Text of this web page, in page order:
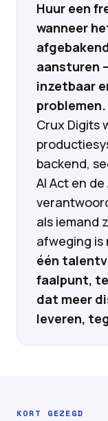
Huur een
wanneer
aansturen
inzetbaar
problemen.
Crux Digits
backend,
AI Act en
als iemand
afweging is
één
faalpunt,
dat meer
leveren,
KORT GEZEGD